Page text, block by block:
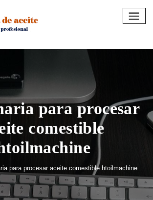
para procesar
comestible
para procesar aceite comestible htoilmachine